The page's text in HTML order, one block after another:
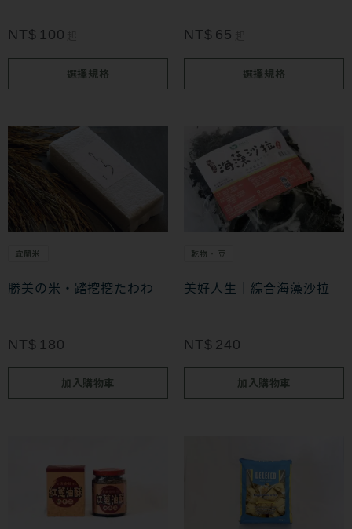
NT$ 100
選擇規格
可
頁
選
擇
選
項
NT$ 65
選擇規格
可
頁
選
項
宜蘭米
勝美の米・踏挖挖たわわ
NT$ 180
加入購物車
乾物・豆
美好人生｜綜合海藻沙拉
NT$ 240
加入購物車